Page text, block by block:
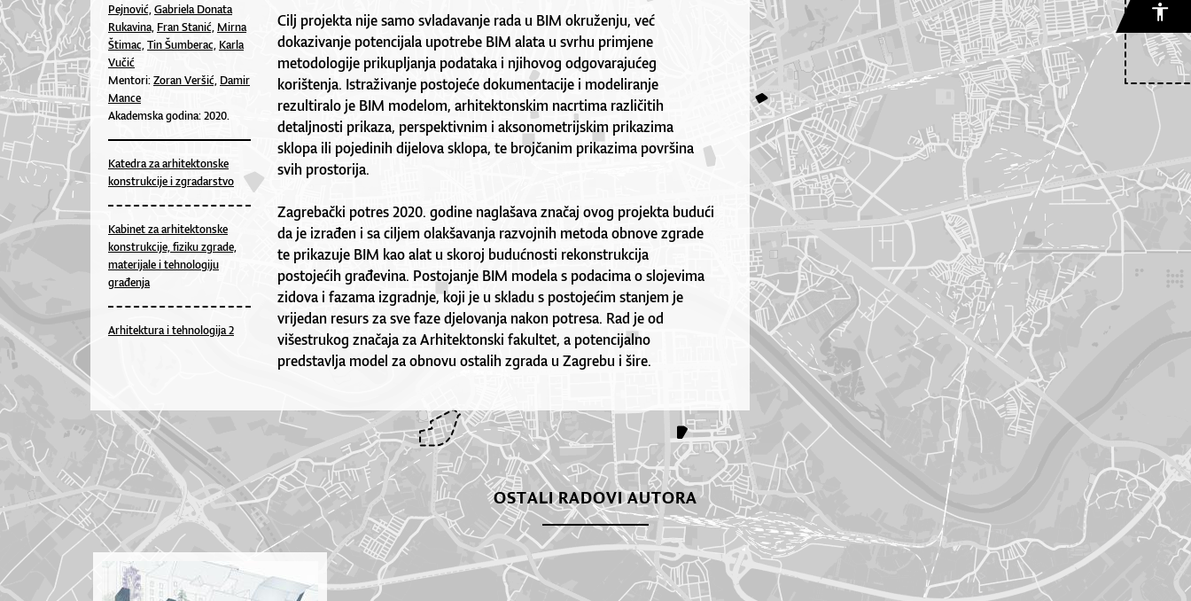
Pejnović,Gabriela Donata
Rukavina, Fran Stanić,Mirna
Štimac,Tin Šumberac, Karla
Vučić
Mentori:Zoran Veršić, Damir
Mance
Akademska godina: 2020.
Katedra za arhitektonske
konstrukcije i zgradarstvo
Kabinet za arhitektonske
konstrukcije, fiziku zgrade,
materijale i tehnologiju
građenja
Arhitektura i tehnologija 2
Cilj projekta nije samo svladavanje rada u BIM okruženju, već
dokazivanje potencijala upotrebe BIM alata u svrhu primjene
metodologije prikupljanja podataka i njihovog odgovarajućeg
korištenja. Istraživanje postojeće dokumentacije i modeliranje
rezultiralo je BIM modelom, arhitektonskim nacrtima različitih
detaljnosti prikaza, perspektivnim i aksonometrijskim prikazima
sklopa ili pojedinih dijelova sklopa, te brojčanim prikazima površina
svih prostorija.
Zagrebački potres 2020. godine naglašava značaj ovog projekta budući
da je izrađen i sa ciljem olakšavanja razvojnih metoda obnove zgrade
te prikazuje BIM kao alat u skoroj budućnosti rekonstrukcija
postojećih građevina. Postojanje BIM modela s podacima o slojevima
zidova i fazama izgradnje, koji je u skladu s postojećim stanjem je
vrijedan resurs za sve faze djelovanja nakon potresa. Rad je od
višestrukog značaja za Arhitektonski fakultet, a potencijalno
predstavlja model za obnovu ostalih zgrada u Zagrebu i šire.
OSTALI RADOVI AUTORA